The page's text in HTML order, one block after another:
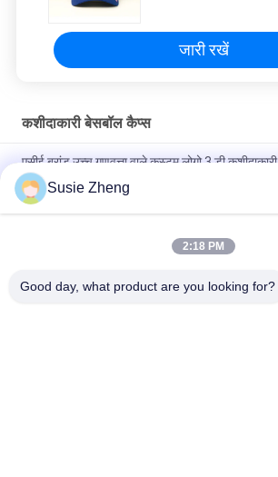
जारी रखें
कशीदाकारी बेसबॉल कैप्स
एसीई ब्रांड उच्च गुणवत्ता वाले कस्टम लोगो 3 डी कशीदाकारी
बकसुआ के साथ
100% पॉलिएस्टर 6 पैनल बेसबॉल कैप सॉलिड क्लासिकल
Susie Zheng
2:18 PM
Good day, what product are you looking for?